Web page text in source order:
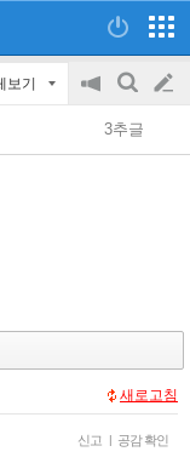
보기
공
on/off
검
색
글
쓰
3추글
새로고침
신고 | 공감 확인